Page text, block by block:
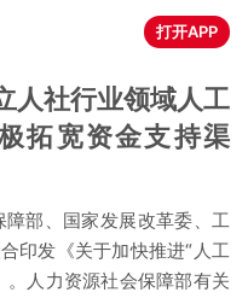
打开APP
人社行业领域人工
拓宽资金支持渠
部、国家发展改革委、工
印发《关于加快推进“人工
。人力资源社会保障部有关